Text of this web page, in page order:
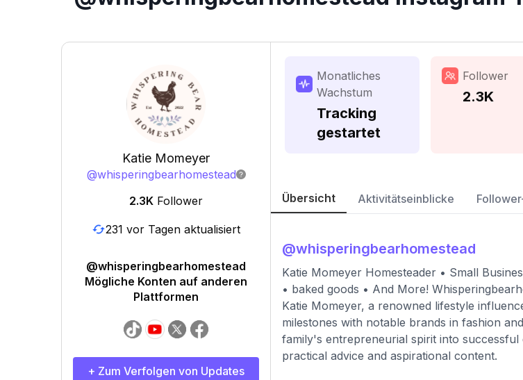
Katie Momeyer
@whisperingbearhomestead
2.3K Follower
231 vor Tagen aktualisiert
@whisperingbearhomestead
Mögliche Konten auf anderen
Plattformen
+ Zum Verfolgen von Updates
Monatliches
Wachstum
Tracking
gestartet
Follower
2.3K
Übersicht Aktivitätseinblicke
@whisperingbearhomestead
Katie Momeyer Homesteader • Small
• baked goods • And More!
Katie Momeyer, a renowned lifestyle
milestones with notable brands in fashion
family's entrepreneurial spirit into
practical advice and aspirational content.